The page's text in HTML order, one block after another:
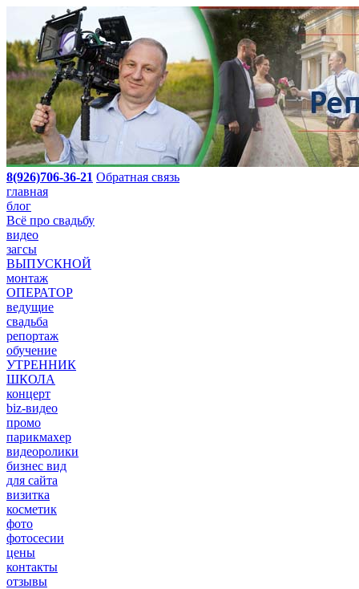
8(926)706-36-21 Обратная связь
главная
блог
Всё про свадьбу
видео
загсы
ВЫПУСКНОЙ
монтаж
ОПЕРАТОР
ведущие
свадьба
репортаж
обучение
УТРЕННИК
ШКОЛА
концерт
biz-видео
промо
парикмахер
видеоролики
бизнес вид
для сайта
визитка
косметик
фото
фотосесии
цены
контакты
отзывы